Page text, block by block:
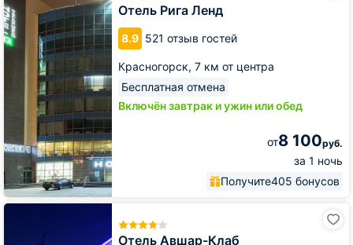
Отель Рига Ленд
8.9 521 отзыв гостей
Красногорск, 7 км от центра
Бесплатная отмена
Включён завтрак и ужин или обед
от8 100руб.
за 1 ночь
Получите405 бонусов
Ленд
Отель Авшар-Клаб
Отель